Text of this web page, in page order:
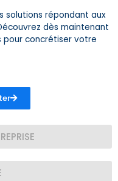
solutions répondant aux
dès maintenant
concrétiser votre